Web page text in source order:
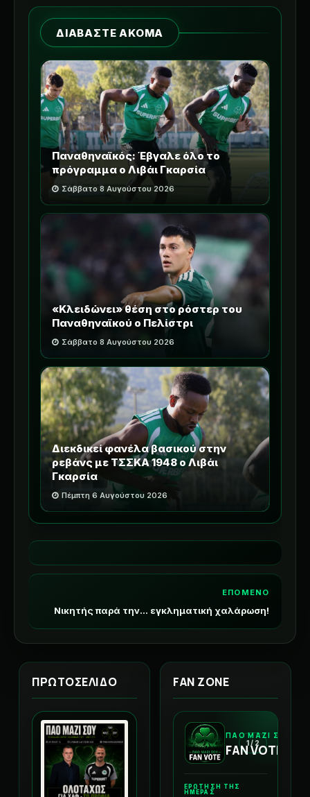
ΔΙΑΒΑΣΤΕ ΑΚΟΜΑ
Παναθηναϊκός: Έβγαλε όλο το
πρόγραμμα ο Λιβάι Γκαρσία
Σάββατο 8 Αυγούστου 2026
«Κλειδώνει» θέση στο ρόστερ του
Παναθηναϊκού ο Πελίστρι
Σάββατο 8 Αυγούστου 2026
Διεκδικεί φανέλα βασικού στην
ρεβάνς με ΤΣΣΚΑ 1948 ο Λιβάι
Γκαρσία
Πέμπτη 6 Αυγούστου 2026
ΕΠΟΜΕΝΟ
Νικητής παρά την... εγκληματική χαλάρωση!
ΠΡΩΤΟΣΕΛΙΔΟ FAN ZONE
ΠΑΟ ΜΑΖΙ ΣΟΥ
FAN VOTE
1 / 2
ΕΡΩΤΗΣΗ ΤΗΣ
ΗΜΕΡΑΣ